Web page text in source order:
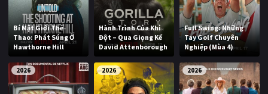
Bí Mật Giới Thể
Thao: Phát Súng Ở
Hawthorne Hill
Hành Trình Của Khỉ
Đột – Qua Giọng Kể
David Attenborough
Full Swing: Những
Tay Golf Chuyên
Nghiệp (Mùa 4)
2026 2026 2026